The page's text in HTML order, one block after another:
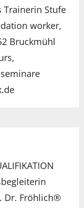
Trainerin Stufe
worker,
Bruckmühl
Dr. Fröhlich®